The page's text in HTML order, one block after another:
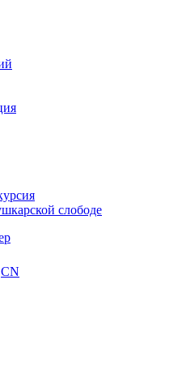
слободе
CN